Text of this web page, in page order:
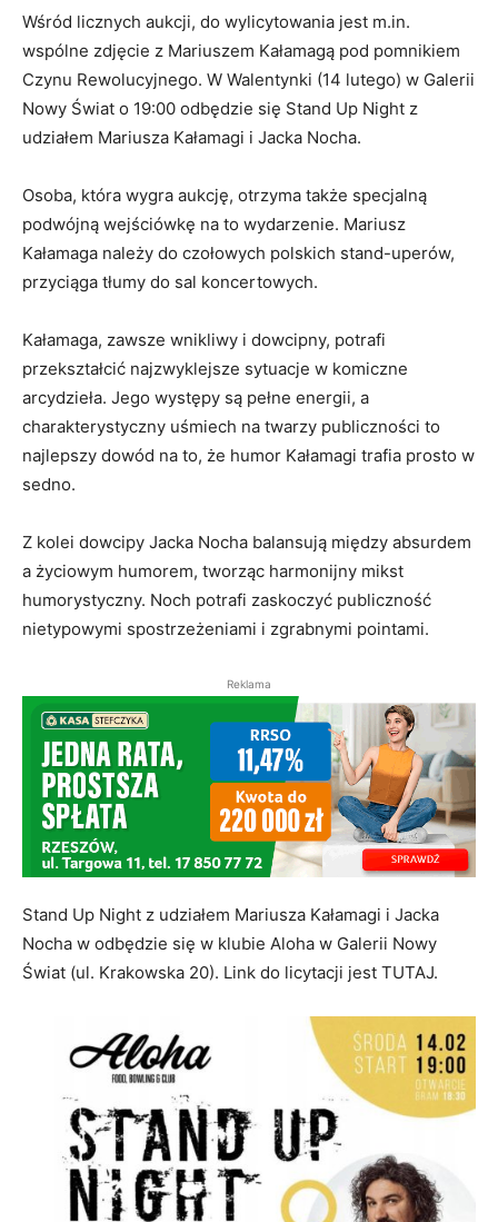
Wśród licznych aukcji, do wylicytowania jest m.in.
wspólne zdjęcie z Mariuszem Kałamagą pod pomnikiem
Czynu Rewolucyjnego. W Walentynki (14 lutego) w Galerii
Nowy Świat o 19:00 odbędzie się Stand Up Night z
udziałem Mariusza Kałamagi i Jacka Nocha.
Osoba, która wygra aukcję, otrzyma także specjalną
podwójną wejściówkę na to wydarzenie. Mariusz
Kałamaga należy do czołowych polskich stand-uperów,
przyciąga tłumy do sal koncertowych.
Kałamaga, zawsze wnikliwy i dowcipny, potrafi
przekształcić najzwyklejsze sytuacje w komiczne
arcydzieła. Jego występy są pełne energii, a
charakterystyczny uśmiech na twarzy publiczności to
najlepszy dowód na to, że humor Kałamagi trafia prosto w
sedno.
Z kolei dowcipy Jacka Nocha balansują między absurdem
a życiowym humorem, tworząc harmonijny mikst
humorystyczny. Noch potrafi zaskoczyć publiczność
nietypowymi spostrzeżeniami i zgrabnymi pointami.
Reklama
Stand Up Night z udziałem Mariusza Kałamagi i Jacka
Nocha w odbędzie się w klubie Aloha w Galerii Nowy
Świat (ul. Krakowska 20). Link do licytacji jest TUTAJ.